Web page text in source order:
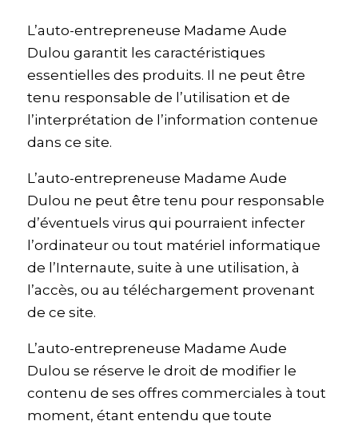
L’auto-entrepreneuse Madame Aude
Dulou garantit les caractéristiques
essentielles des produits. Il ne peut être
tenu responsable de l’utilisation et de
l’interprétation de l’information contenue
dans ce site.
L’auto-entrepreneuse Madame Aude
Dulou ne peut être tenu pour responsable
d’éventuels virus qui pourraient infecter
l’ordinateur ou tout matériel informatique
de l’Internaute, suite à une utilisation, à
l’accès, ou au téléchargement provenant
de ce site.
L’auto-entrepreneuse Madame Aude
Dulou se réserve le droit de modifier le
contenu de ses offres commerciales à tout
moment, étant entendu que toute